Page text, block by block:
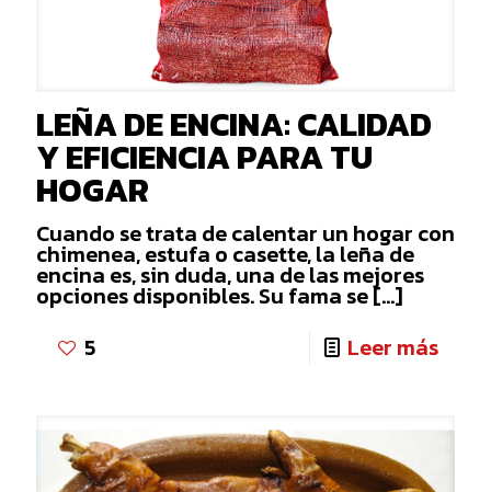
LEÑA DE ENCINA: CALIDAD
Y EFICIENCIA PARA TU
HOGAR
Cuando se trata de calentar un hogar con
chimenea, estufa o casette, la leña de
encina es, sin duda, una de las mejores
opciones disponibles. Su fama se[…]
5
Leer más-